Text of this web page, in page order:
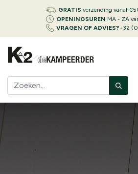
GRATIS verzending vanaf
OPENINGSUREN MA - ZA
VRAGEN OF ADVIES?+32